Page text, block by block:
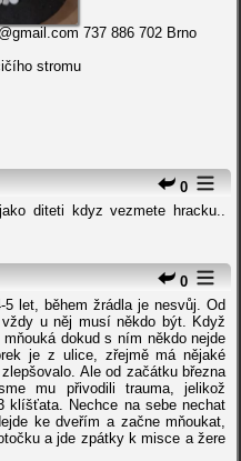
737 886 702 Brno
stromu
0
diteti kdyz vezmete hracku..
0
let, během žrádla je nesvůj. Od
u něj musí někdo být. Když
dokud s ním někdo nejde
je z ulice, zřejmě má nějaké
Ale od začátku března
mu přivodili trauma, jelikož
klíšťata. Nechce na sebe nechat
ke dveřím a začne mňoukat,
a jde zpátky k misce a žere